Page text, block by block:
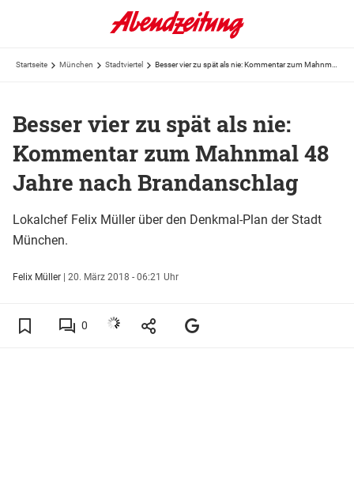
Startseite München Stadtviertel
Besser vier zu spät als nie:
Kommentar zum Mahnmal 48
Jahre nach Brandanschlag
Lokalchef Felix Müller über den Denkmal-Plan der Stadt
München.
Felix Müller | 20. März 2018 - 06:21 Uhr
0